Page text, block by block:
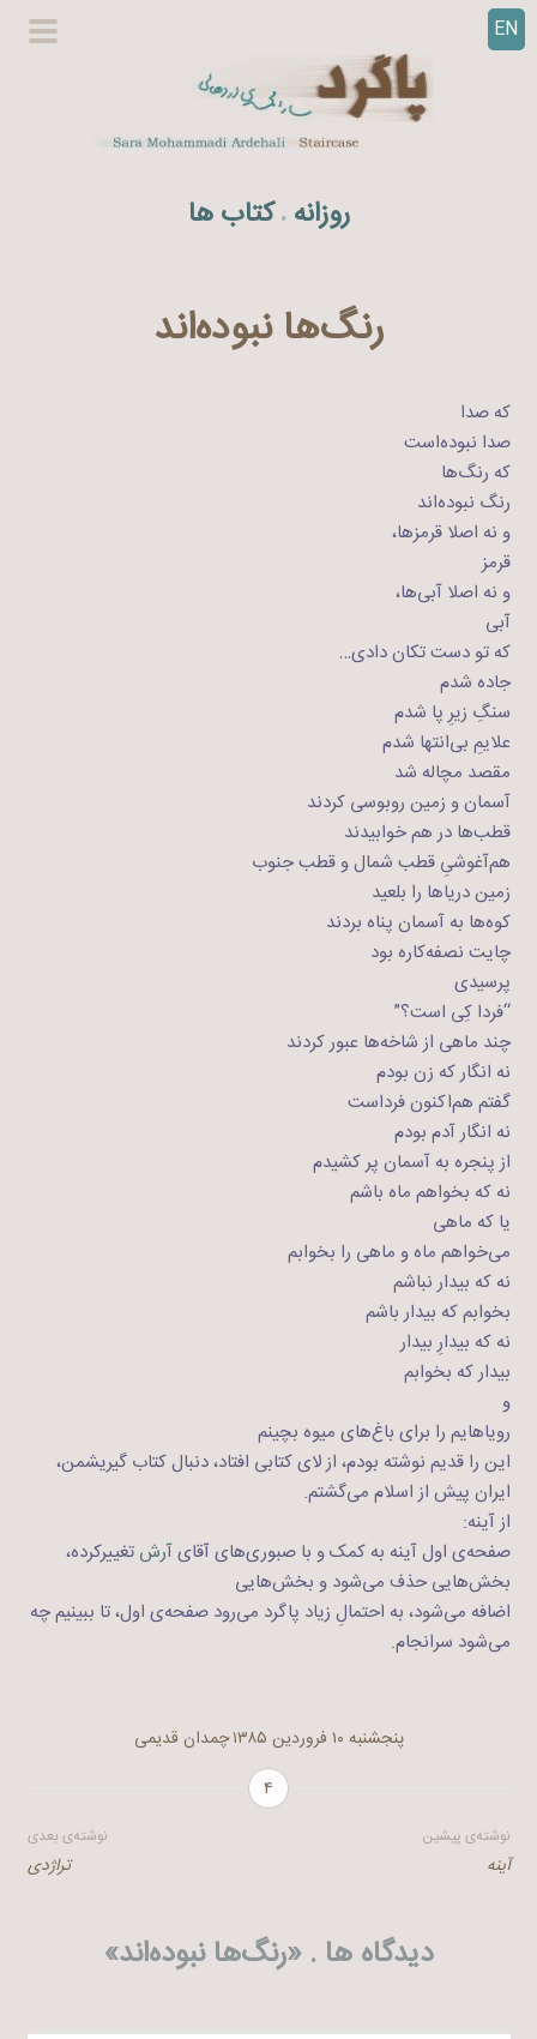
EN
روزانه . کتاب ها
رنگ‌ها نبوده‌اند
که صدا
صدا نبوده‌است
که رنگ‌ها
رنگ نبوده‌اند
و نه اصلا قرمزها،
قرمز
و نه اصلا آبی‌ها،
آبی
که تو دست تکان دادی…
جاده شدم
سنگِ زیرِ پا شدم
علایمِ بی‌انتها شدم
مقصد مچاله شد
آسمان و زمین روبوسی کردند
قطب‌ها در هم خوابیدند
هم‌آغوشیِ قطب شمال و قطب جنوب
زمین دریاها را بلعید
کوه‌ها به آسمان پناه بردند
چایت نصفه‌کاره بود
پرسیدی
“فردا کِی است؟”
چند ماهی از شاخه‌ها عبور کردند
نه انگار که زن بودم
گفتم هم‌اکنون فرداست
نه انگار آدم بودم
از پنجره به آسمان پر کشیدم
نه که بخواهم ماه باشم
یا که ماهی
می‌خواهم ماه و ماهی را بخوابم
نه که بیدار نباشم
بخوابم که بیدار باشم
نه که بیدارِ بیدار
بیدار که بخوابم
و
رویاهایم را برای باغ‌های میوه بچینم
این را قدیم نوشته بودم، از لای کتابی افتاد، دنبال کتاب گیریشمن،
ایران پیش از اسلام می‌گشتم.
از آینه:
صفحه‌ی اول آینه به کمک و با صبوری‌های آقایآرش تغییرکرده،
بخش‌هایی حذف می‌شود و بخش‌هایی
اضافه می‌شود، به احتمالِ زیاد پاگرد می‌رود صفحه‌ی اول، تا ببینیم چه
می‌شود سرانجام.
پنجشنبه ۱۰ فروردین ۱۳۸۵
چمدان قدیمی
۴
راهبری
نوشته‌ی پیشین
آینه
نوشته‌ی بعدی
تراژدی
دیدگاه ها . «رنگ‌ها نبوده‌اند»